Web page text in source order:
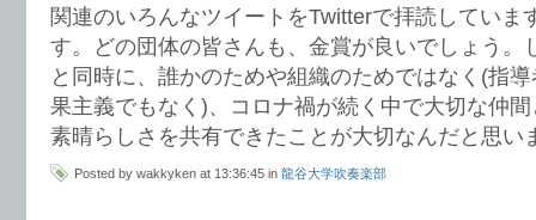
関連のいろんなツイートをTwitterで拝読していま
す。どの団体の皆さんも、金賞が良いでしょう。
と同時に、誰かのためや組織のためではなく(指
果主義でもなく)、コロナ禍が続く中で大切な仲
素晴らしさを共有できたことが大切なんだと思い
Posted by wakkyken at 13:36:45 in 龍谷大学吹奏楽部